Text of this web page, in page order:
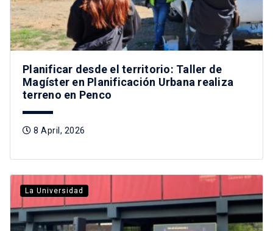
Planificar desde el territorio: Taller de
Magíster en Planificación Urbana realiza
terreno en Penco
8 April, 2026
La Universidad